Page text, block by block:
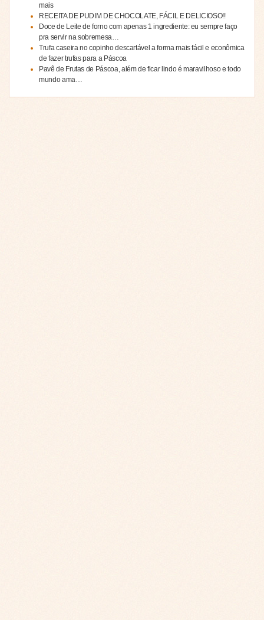
mais
RECEITA DE PUDIM DE CHOCOLATE, FÁCIL E DELICIOSO!!
Doce de Leite de forno com apenas 1 ingrediente: eu sempre faço
pra servir na sobremesa…
Trufa caseira no copinho descartável a forma mais fácil e econômica
de fazer trufas para a Páscoa
Pavê de Frutas de Páscoa, além de ficar lindo é maravilhoso e todo
mundo ama…